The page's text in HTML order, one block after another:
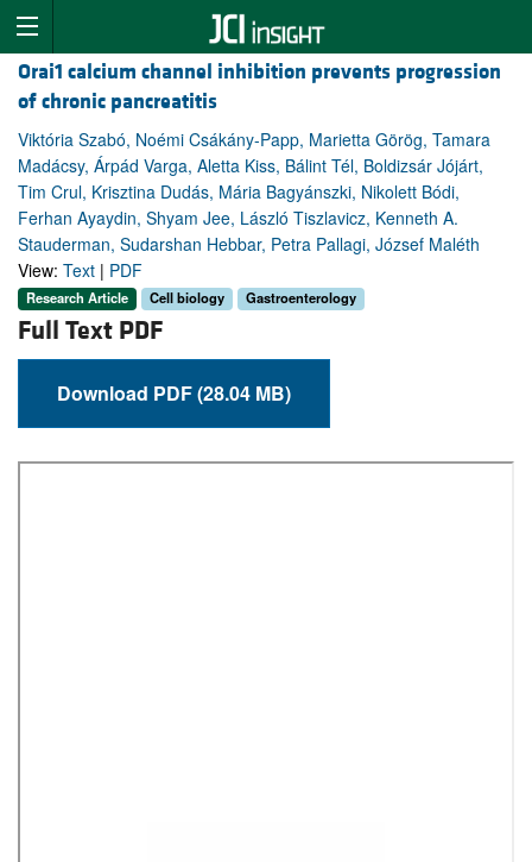
Orai1 calcium channel inhibition prevents progression
of chronic pancreatitis
Viktória Szabó, Noémi Csákány-Papp, Marietta Görög, Tamara
Madácsy, Árpád Varga, Aletta Kiss, Bálint Tél, Boldizsár Jójárt,
Tim Crul, Krisztina Dudás, Mária Bagyánszki, Nikolett Bódi,
Ferhan Ayaydin, Shyam Jee, László Tiszlavicz, Kenneth A.
Stauderman, Sudarshan Hebbar, Petra Pallagi, József Maléth
View: Text | PDF
Research Article Cell biology Gastroenterology
Full Text PDF
Download PDF (28.04 MB)